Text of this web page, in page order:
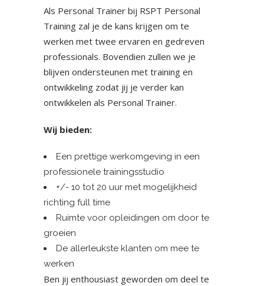
Als Personal Trainer bij RSPT Personal
Training zal je de kans krijgen om te
werken met twee ervaren en gedreven
professionals. Bovendien zullen we je
blijven ondersteunen met training en
ontwikkeling zodat jij je verder kan
ontwikkelen als Personal Trainer.
Wij bieden:
Een prettige werkomgeving in een
professionele trainingsstudio
+/- 10 tot 20 uur met mogelijkheid
richting full time
Ruimte voor opleidingen om door te
groeien
De allerleukste klanten om mee te
werken
Ben jij enthousiast geworden om deel te